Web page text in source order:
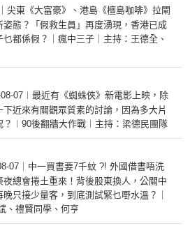
尖東《大富豪》、港島《檀島咖啡》拉閘
態？「假救生員」再度湧現，香港已成
乜都係假？｜瘋中三子｜主持：王德全、
08-07︱最近有《蜘蛛俠》新電影上映，除
近來有關觀眾質素的討論，因為多大片
︱90後翻牆大作戰︱主持：梁德民團隊
07｜中一買書要7千蚊 ?! 外國借書唔洗
總會捲土重來！背後股東換人，公關中
只接少量客，到底測試緊乜嘢水溫？｜
、禮賢同學、何亨